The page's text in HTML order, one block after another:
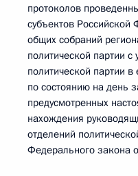
протоколов
субъектов
общих собраний
политической партии
политической партии
по состоянию на день
предусмотренных
нахождения
отделений
Федерального